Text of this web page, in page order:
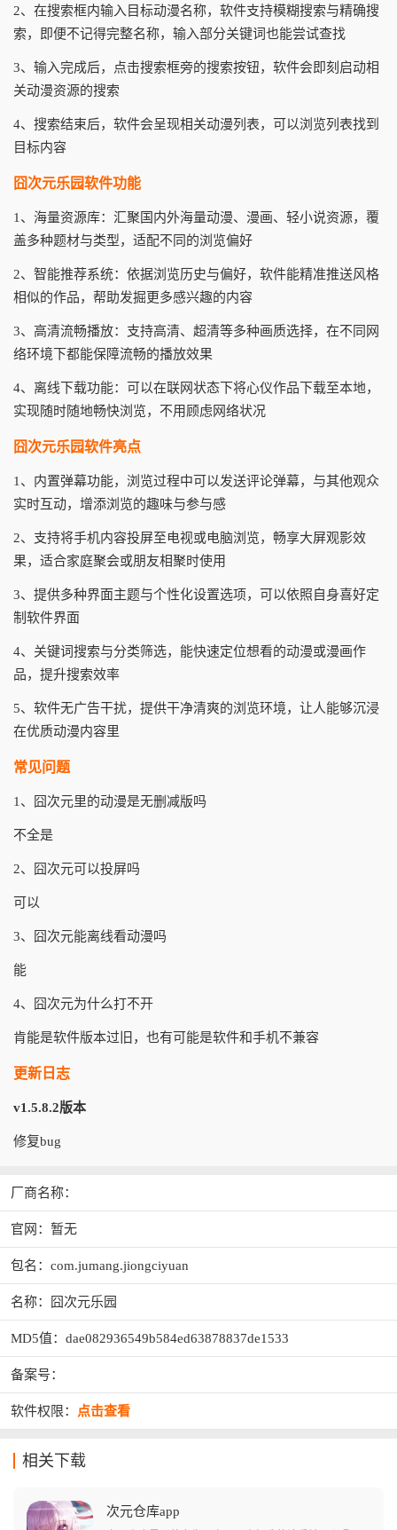
2、在搜索框内输入目标动漫名称，软件支持模糊搜索与精确搜
索，即便不记得完整名称，输入部分关键词也能尝试查找
3、输入完成后，点击搜索框旁的搜索按钮，软件会即刻启动相
关动漫资源的搜索
4、搜索结束后，软件会呈现相关动漫列表，可以浏览列表找到
目标内容
囧次元乐园软件功能
1、海量资源库：汇聚国内外海量动漫、漫画、轻小说资源，覆
盖多种题材与类型，适配不同的浏览偏好
2、智能推荐系统：依据浏览历史与偏好，软件能精准推送风格
相似的作品，帮助发掘更多感兴趣的内容
3、高清流畅播放：支持高清、超清等多种画质选择，在不同网
络环境下都能保障流畅的播放效果
4、离线下载功能：可以在联网状态下将心仪作品下载至本地，
实现随时随地畅快浏览，不用顾虑网络状况
囧次元乐园软件亮点
1、内置弹幕功能，浏览过程中可以发送评论弹幕，与其他观众
实时互动，增添浏览的趣味与参与感
2、支持将手机内容投屏至电视或电脑浏览，畅享大屏观影效
果，适合家庭聚会或朋友相聚时使用
3、提供多种界面主题与个性化设置选项，可以依照自身喜好定
制软件界面
4、关键词搜索与分类筛选，能快速定位想看的动漫或漫画作
品，提升搜索效率
5、软件无广告干扰，提供干净清爽的浏览环境，让人能够沉浸
在优质动漫内容里
常见问题
1、囧次元里的动漫是无删减版吗
不全是
2、囧次元可以投屏吗
可以
3、囧次元能离线看动漫吗
能
4、囧次元为什么打不开
肯能是软件版本过旧，也有可能是软件和手机不兼容
更新日志
v1.5.8.2版本
修复bug
厂商名称：
官网：暂无
包名：com.jumang.jiongciyuan
名称：囧次元乐园
MD5值：dae082936549b584ed63878837de1533
备案号：
软件权限： 点击查看
相关下载
次元仓库app